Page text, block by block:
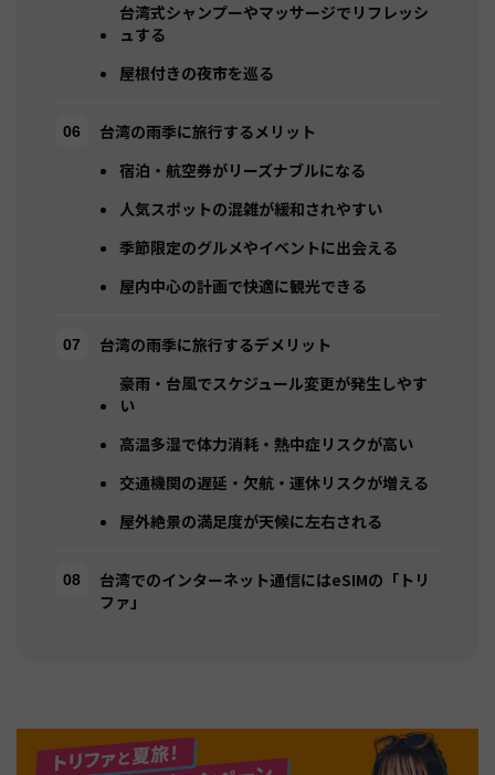
台湾式シャンプーやマッサージでリフレッシ
ュする
屋根付きの夜市を巡る
台湾の雨季に旅行するメリット
宿泊・航空券がリーズナブルになる
人気スポットの混雑が緩和されやすい
季節限定のグルメやイベントに出会える
屋内中心の計画で快適に観光できる
台湾の雨季に旅行するデメリット
豪雨・台風でスケジュール変更が発生しやす
い
高温多湿で体力消耗・熱中症リスクが高い
交通機関の遅延・欠航・運休リスクが増える
屋外絶景の満足度が天候に左右される
台湾でのインターネット通信にはeSIMの「トリ
ファ」